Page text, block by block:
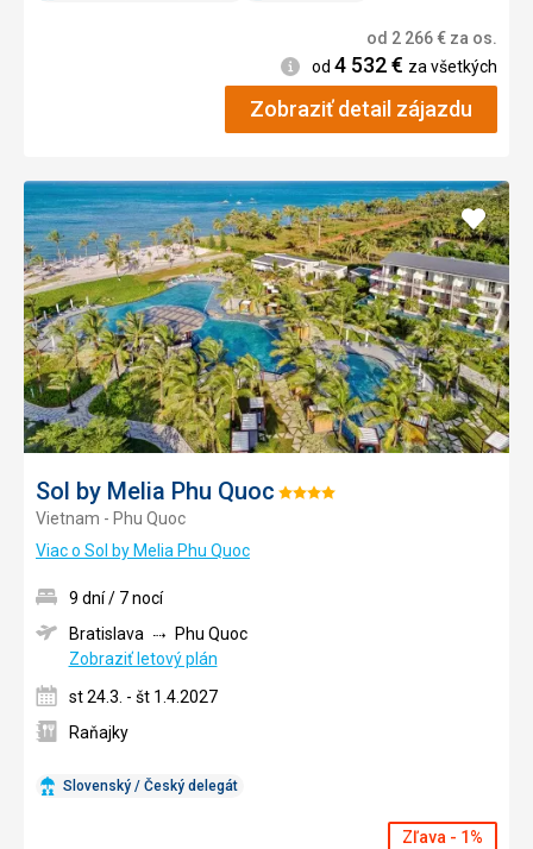
od 2 266€ za os.
Informácie
od 4 532€ za všetkých
Zobraziť detail zájazdu
Sol by Melia Phu Quoc Hodnotenie:
Vietnam - Phu Quoc
Viac o Sol by Melia Phu Quoc
Pridať
do
Slovenský / Český delegát
9 dní / 7 nocí
Bratislava
Phu Quoc
Zobraziť letový plán
st 24.3. - št 1.4.2027
Raňajky
Zľava - 1%